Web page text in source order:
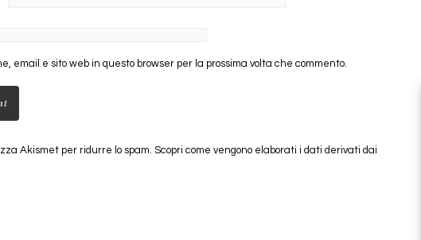
email e sito web in questo browser per la prossima volta che commento.
Akismet per ridurre lo spam. Scopri come vengono elaborati i dati derivati dai